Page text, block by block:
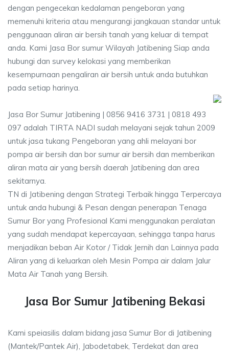
dengan pengecekan kedalaman pengeboran yang
memenuhi kriteria atau mengurangi jangkauan standar untuk
penggunaan aliran air bersih tanah yang keluar di tempat
anda. Kami Jasa Bor sumur Wilayah Jatibening Siap anda
hubungi dan survey kelokasi yang memberikan
kesempurnaan pengaliran air bersih untuk anda butuhkan
pada setiap harinya.
Jasa Bor Sumur Jatibening | 0856 9416 3731 | 0818 493
097 adalah TIRTA NADI sudah melayani sejak tahun 2009
untuk jasa tukang Pengeboran yang ahli melayani bor
pompa air bersih dan bor sumur air bersih dan memberikan
aliran mata air yang bersih daerah Jatibening dan area
sekitarnya.
TN di Jatibening dengan Strategi Terbaik hingga Terpercaya
untuk anda hubungi & Pesan dengan penerapan Tenaga
Sumur Bor yang Profesional Kami menggunakan peralatan
yang sudah mendapat kepercayaan, sehingga tanpa harus
menjadikan beban Air Kotor / Tidak Jernih dan Lainnya pada
Aliran yang di keluarkan oleh Mesin Pompa air dalam Jalur
Mata Air Tanah yang Bersih.
Jasa Bor Sumur Jatibening Bekasi
Kami speiasilis dalam bidang jasa Sumur Bor di Jatibening
(Mantek/Pantek Air), Jabodetabek, Terdekat dan area